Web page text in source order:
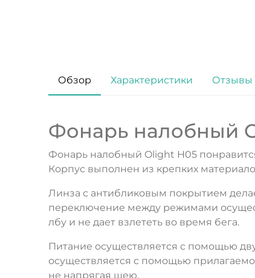
Обзор Характеристики Отзывы
Фонарь налобный
Фонарь налобный Olight H05
Корпус выполнен из крепких
Линза с антибликовым покрытием
переключение между режимами
лбу и не дает взлететь во время бега.
Питание осуществляется с помощью
осуществляется с помощью
не напрягая шею.